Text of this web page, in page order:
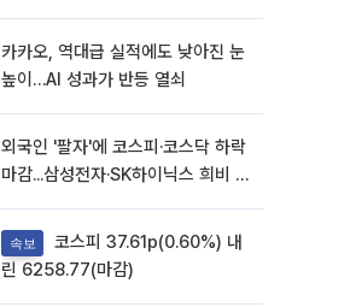
카카오, 역대급 실적에도 낮아진 눈
높이…AI 성과가 반등 열쇠
외국인 '팔자'에 코스피·코스닥 하락
마감...삼성전자·SK하이닉스 희비 갈
속보
린 6258.77(마감)